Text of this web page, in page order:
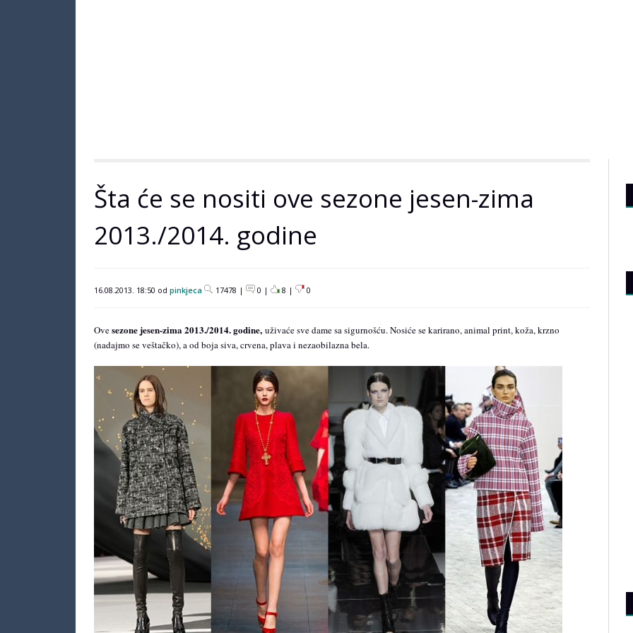
Šta će se nositi ove sezone jesen-zima
2013./2014. godine
16.08.2013. 18:50 od pinkjeca 17478 | 0 | 8 | 0
Ovesezone jesen-zima 2013./2014.godine, uživaće sve dame sa sigurnošću. Nosiće se karirano, animal print, koža, krzno
(nadajmo se veštačko), a od boja siva, crvena, plava i nezaobilazna bela.